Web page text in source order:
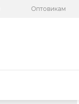
Оптовикам